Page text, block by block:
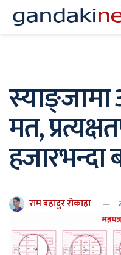
मत,
हजारभन्दा
राम बहादुर रोकाहा